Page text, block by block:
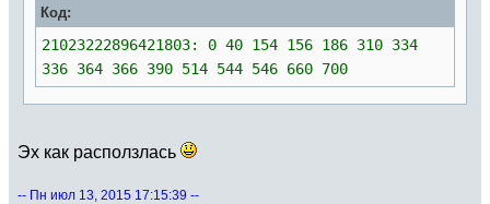
Код:
21023222896421803: 0 40 154 156 186 310 334
336 364 366 390 514 544 546 660 700
Эх как расползлась
-- Пн июл 13, 2015 17:15:39 --